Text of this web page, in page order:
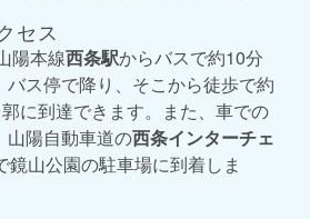
セス
陽本線西条駅からバスで約10分
ス停で降り、そこから徒歩で約
に到達できます。また、車での
山陽自動車道の西条インターチェ
鏡山公園の駐車場に到着しま